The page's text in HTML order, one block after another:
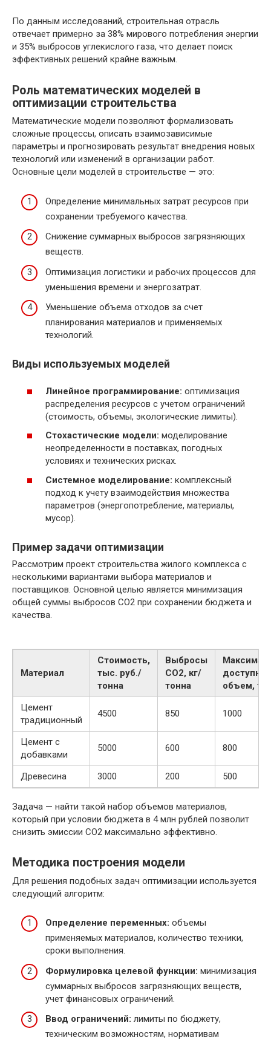
По данным исследований, строительная отрасль
отвечает примерно за 38% мирового потребления энергии
и 35% выбросов углекислого газа, что делает поиск
эффективных решений крайне важным.
Роль математических моделей в
оптимизации строительства
Математические модели позволяют формализовать
сложные процессы, описать взаимозависимые
параметры и прогнозировать результат внедрения новых
технологий или изменений в организации работ.
Основные цели моделей в строительстве — это:
Определение минимальных затрат ресурсов при
сохранении требуемого качества.
Снижение суммарных выбросов загрязняющих
веществ.
Оптимизация логистики и рабочих процессов для
уменьшения времени и энергозатрат.
Уменьшение объема отходов за счет
планирования материалов и применяемых
технологий.
Виды используемых моделей
Линейное программирование: оптимизация
распределения ресурсов с учетом ограничений
(стоимость, объемы, экологические лимиты).
Стохастические модели: моделирование
неопределенности в поставках, погодных
условиях и технических рисках.
Системное моделирование: комплексный
подход к учету взаимодействия множества
параметров (энергопотребление, материалы,
мусор).
Пример задачи оптимизации
Рассмотрим проект строительства жилого комплекса с
несколькими вариантами выбора материалов и
поставщиков. Основной целью является минимизация
общей суммы выбросов СО2 при сохранении бюджета и
качества.
Материал
Стоимость,
тыс. руб./
тонна
Выбросы
CO2, кг/
тонна
объем,
Цемент
традиционный
4500 850 1000
Цемент с
добавками
5000 600 800
Древесина 3000 200 500
Задача — найти такой набор объемов материалов,
который при условии бюджета в 4 млн рублей позволит
снизить эмиссии CO2 максимально эффективно.
Методика построения модели
Для решения подобных задач оптимизации используется
следующий алгоритм:
Определение переменных: объемы
применяемых материалов, количество техники,
сроки выполнения.
Формулировка целевой функции: минимизация
суммарных выбросов загрязняющих веществ,
учет финансовых ограничений.
Ввод ограничений: лимиты по бюджету,
техническим возможностям, нормативам